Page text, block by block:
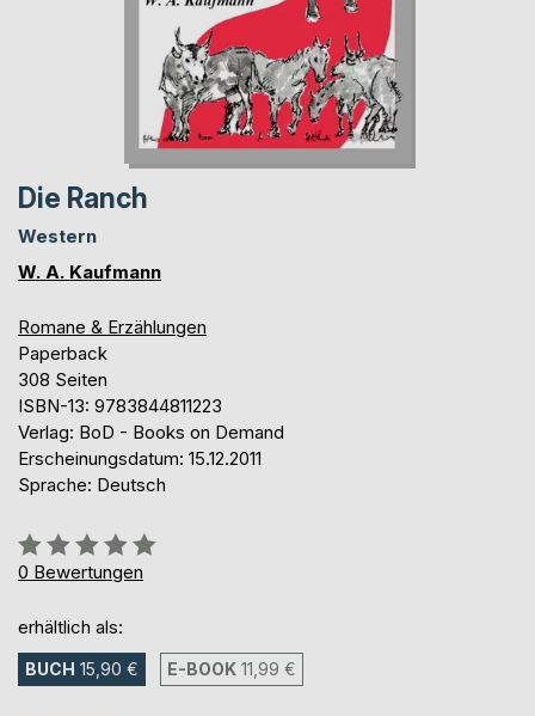
Die Ranch
Western
W. A. Kaufmann
Romane & Erzählungen
Paperback
308 Seiten
ISBN-13: 9783844811223
Verlag: BoD - Books on Demand
Erscheinungsdatum: 15.12.2011
Sprache: Deutsch
Bewertung::
0%
0 Bewertungen
erhältlich als:
BUCH 15,90 € E-BOOK 11,99 €